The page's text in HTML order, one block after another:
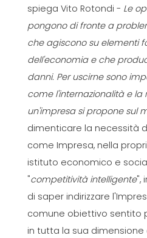
spiega Vito Rotondi - Le
pongono di fronte a
che agiscono su elementi
dell'economia e che
danni. Per uscirne sono
come l'internazionalità e
un'impresa si propone sul
dimenticare la necessità
come Impresa, nella
istituto economico e
"competitività intelligente",
di saper indirizzare
comune obiettivo sentito
in tutta la sua dimensione